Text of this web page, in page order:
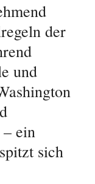
der
und
ein
sich